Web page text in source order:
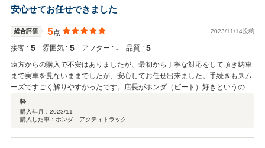
安心せてお任せできました
総合評価 5点 2023/11/14投稿
接客 : 5 雰囲気 : 5 アフター : ‐ 品質 : 5
遠方からの購入で不安はありましたが、最初から丁寧な対応をして頂き納車
まで実車を見ないままでしたが、安心してお任せ出来ました。手続きもスム
ーズですごく解りやすかったです。店長がホンダ（ビート）好きというのも
あり信頼してお任せしました。ありがとうございました！
軽
購入年月： 2023/11
購入した車：ホンダ アクティトラック